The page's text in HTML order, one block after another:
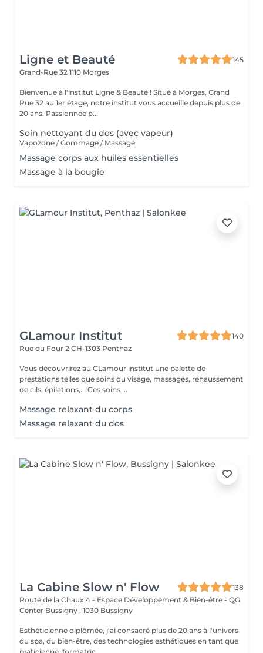
Ligne et Beauté
145
Grand-Rue 32 1110 Morges
Bienvenue à l'institut Ligne & Beauté ! Situé à Morges, Grand
Rue 32 au 1er étage, notre institut vous accueille depuis plus de
20 ans. Passionnée p...
Soin nettoyant du dos (avec vapeur)
Vapozone / Gommage / Massage
Massage corps aux huiles essentielles
Massage à la bougie
GLamour Institut
140
Rue du Four 2 CH-1303 Penthaz
Vous découvrirez au GLamour institut une palette de
prestations telles que soins du visage, massages, rehaussement
de cils, épilations,... Ces soins ...
Massage relaxant du corps
Massage relaxant du dos
La Cabine Slow n' Flow
138
Route de la Chaux 4 - Espace Développement & Bien-être - QG
Center Bussigny . 1030 Bussigny
Esthéticienne diplômée, j'ai consacré plus de 20 ans à l'univers
du spa, du bien-être, des technologies esthétiques en tant que